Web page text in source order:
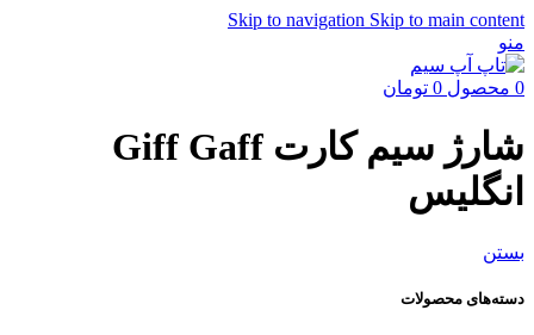
Skip to navigation Skip to main content
منو
0 محصول 0 تومان
شارژ سیم کارت Giff Gaff
انگلیس
بستن
دسته‌های محصولات